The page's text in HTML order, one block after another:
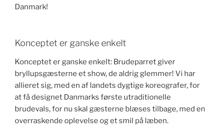
Danmark!
Konceptet er ganske enkelt
Konceptet er ganske enkelt: Brudeparret giver
bryllupsgæsterne et show, de aldrig glemmer! Vi har
allieret sig, med en af landets dygtige koreografer, for
at få designet Danmarks første utraditionelle
brudevals, for nu skal gæsterne blæses tilbage, med en
overraskende oplevelse og et smil på læben.